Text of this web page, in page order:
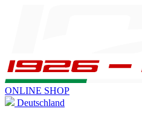
ONLINE SHOP
Deutschland